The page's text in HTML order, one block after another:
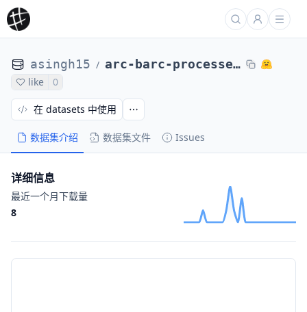
asingh15 / arc-barc-processed-direct-max4k-gpt5.2abstractions-rephrased-0104-13of64
like 0
数据集介绍 数据集文件 Issues
在 datasets 中使用
详细信息
最近一个月下载量
8